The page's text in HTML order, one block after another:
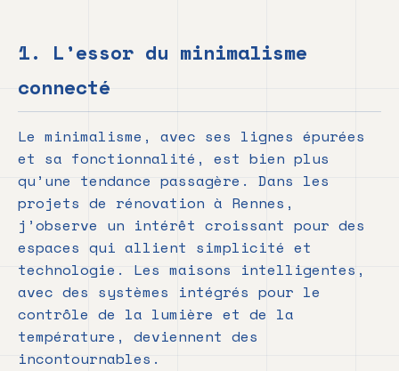
1. L’essor du minimalisme
connecté
Le minimalisme, avec ses lignes épurées
et sa fonctionnalité, est bien plus
qu’une tendance passagère. Dans les
projets de rénovation à Rennes,
j’observe un intérêt croissant pour des
espaces qui allient simplicité et
technologie. Les maisons intelligentes,
avec des systèmes intégrés pour le
contrôle de la lumière et de la
température, deviennent des
incontournables.